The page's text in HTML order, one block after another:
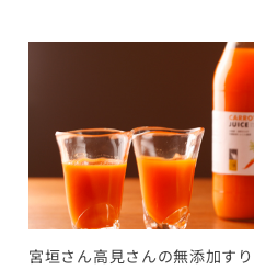
宮垣さん高見さんの無添加す